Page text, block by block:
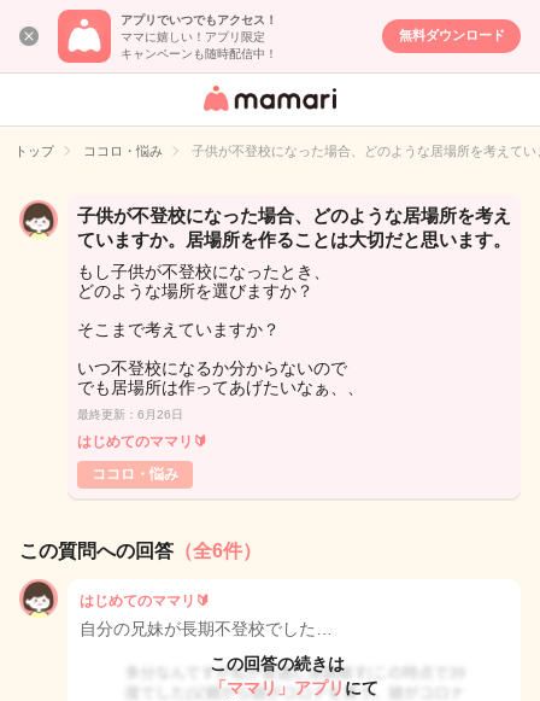
アプリでいつでもアクセス！
ママに嬉しい！アプリ限定
キャンペーンも随時配信中！
無料ダウンロード
女性専用匿名QA
イト
トップ ココロ・悩み 子供が不登校になった場合、どのような居場所を考えて
子供が不登校になった場合、どのような居場所を考え
ていますか。居場所を作ることは大切だと思います。
もし子供が不登校になったとき、
どのような場所を選びますか？
そこまで考えていますか？
いつ不登校になるか分からないので
でも居場所は作ってあげたいなぁ、、
最終更新：6月26日
はじめてのママリ🔰
ココロ・悩み
この質問への回答 （全6件）
はじめてのママリ🔰
自分の兄妹が長期不登校でした…
この回答の続きは
「ママリ」アプリ にて